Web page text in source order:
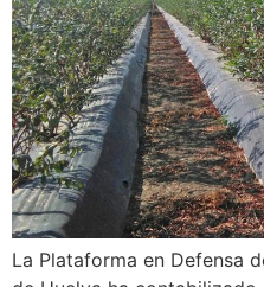
La Plataforma en Defensa